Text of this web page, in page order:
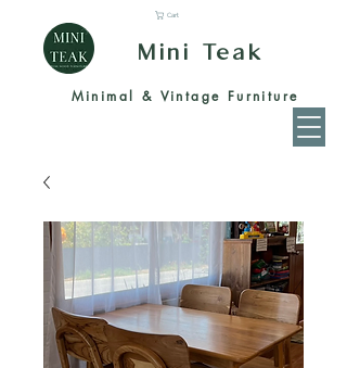
Mini Teak
Minimal & Vintage Furniture
Cart